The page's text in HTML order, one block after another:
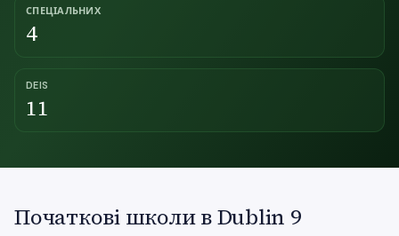
СПЕЦІАЛЬНИХ
4
DEIS
11
Початкові школи в Dublin 9